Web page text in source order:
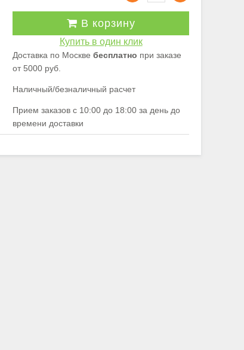
В корзину
Купить в один клик
Доставка по Москвебесплатно при заказе
от 5000 руб.
Наличный/безналичный расчет
Прием заказов с 10:00 до 18:00 за день до
времени доставки